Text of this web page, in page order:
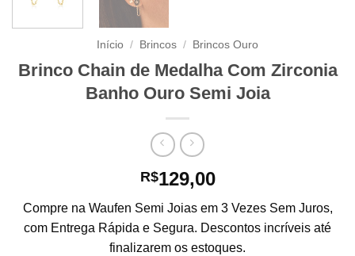
Início / Brincos / Brincos Ouro
Brinco Chain de Medalha Com Zirconia
Banho Ouro Semi Joia
R$129,00
Compre na Waufen Semi Joias em 3 Vezes Sem Juros,
com Entrega Rápida e Segura. Descontos incríveis até
finalizarem os estoques.